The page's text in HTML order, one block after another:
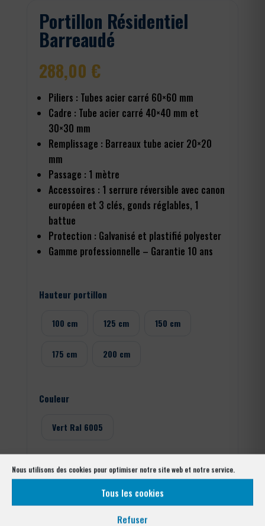
Nous utilisons des cookies pour optimiser notre site web et notre service.
Tous les cookies
Refuser
Portillon Résidentiel
Barreaudé
288,00 €
Piliers : Tubes acier carré 60×60 mm
Cadre : Tube acier carré 40×40 mm et
30×30 mm
Remplissage : Barreaux tube acier 20×20
mm
Passage : 1 mètre
Accessoires : 1 serrure réversible avec canon
européen et 3 clés, gonds réglables, 1
battue
Protection : Galvanisé et plastifié polyester
Gamme professionnelle – Garantie 10 ans
Hauteur portillon
100 cm 125 cm 150 cm
175 cm 200 cm
Couleur
Vert Ral 6005
de